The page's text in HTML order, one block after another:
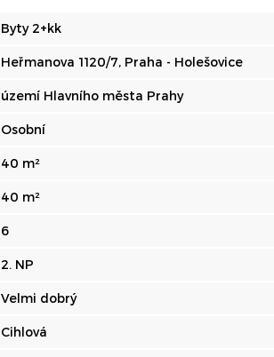
Byty 2+kk
Heřmanova 1120/7, Praha - Holešovice
území Hlavního města Prahy
Osobní
40 m²
40 m²
6
2. NP
Velmi dobrý
Cihlová